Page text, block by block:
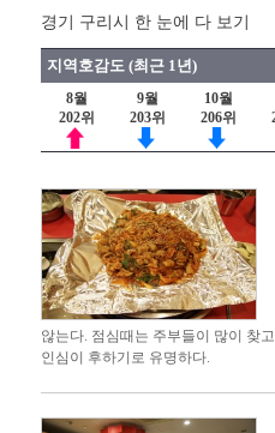
경기 구리시 한 눈에 다 보기
지역호감도 (최근 1년)
8월
202위
9월
203위
10월
206위
않는다. 점심때는 주부들이 많이 찾
인심이 후하기로 유명하다.